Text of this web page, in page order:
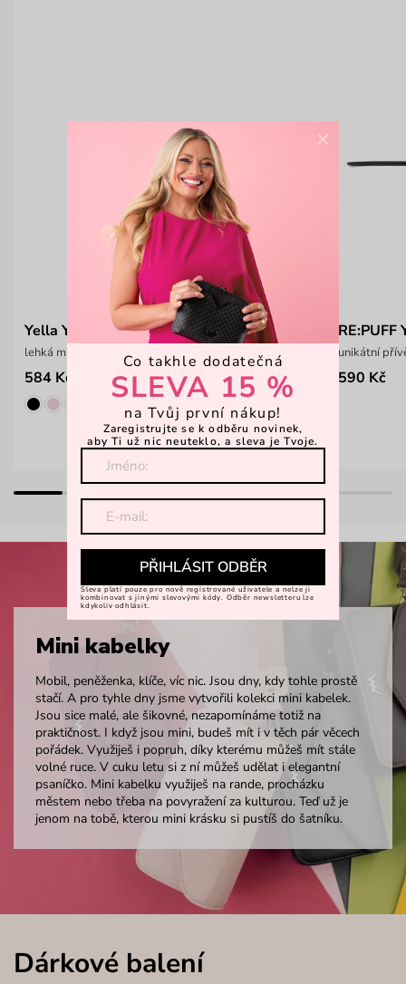
Yella Yellow
lehká mini kabelka
584 Kč 899 Kč
RE:PUFF
unikátní
590 Kč
Mini kabelky
Mobil, peněženka, klíče, víc nic. Jsou dny, kdy tohle prostě
stačí. A pro tyhle dny jsme vytvořili kolekci mini kabelek.
Jsou sice malé, ale šikovné, nezapomínáme totiž na
praktičnost. I když jsou mini, budeš mít i v těch pár věcech
pořádek. Využiješ i popruh, díky kterému můžeš mít stále
volné ruce. V cuku letu si z ní můžeš udělat i elegantní
psaníčko. Mini kabelku využiješ na rande, procházku
městem nebo třeba na povyražení za kulturou. Teď už je
jenom na tobě, kterou mini krásku si pustíš do šatníku.
Dárkové balení
×
Co takhle dodatečná
SLEVA 15 %
na Tvůj první nákup!
Zaregistrujte se k odběru novinek,
aby Ti už nic neuteklo, a sleva je Tvoje.
PŘIHLÁSIT ODBĚR
Sleva platí pouze pro nově registrované uživatele a nelze ji
kombinovat s jinými slevovými kódy. Odběr newsletteru lze
kdykoliv odhlásit.